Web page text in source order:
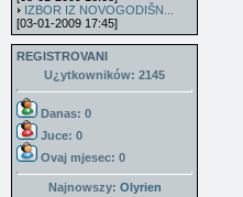
IZBOR IZ NOVOGODIŠN...
[03-01-2009 17:45]
REGISTROVANI
U¿ytkowników: 2145
Danas: 0
Juce: 0
Ovaj mjesec: 0
Najnowszy: Olyrien